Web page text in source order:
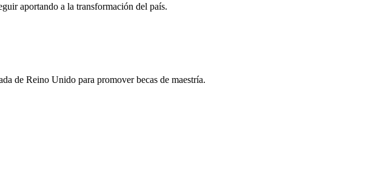
aportando a la transformación del país.
de Reino Unido para promover becas de maestría.